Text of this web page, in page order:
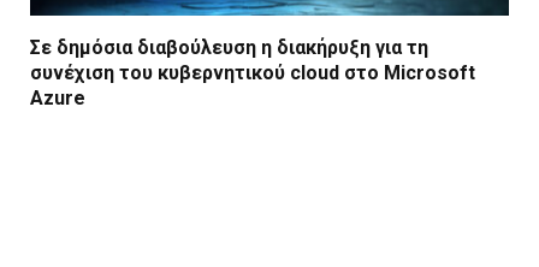
Σε δημόσια διαβούλευση η διακήρυξη για τη
συνέχιση του κυβερνητικού cloud στο Microsoft
Azure